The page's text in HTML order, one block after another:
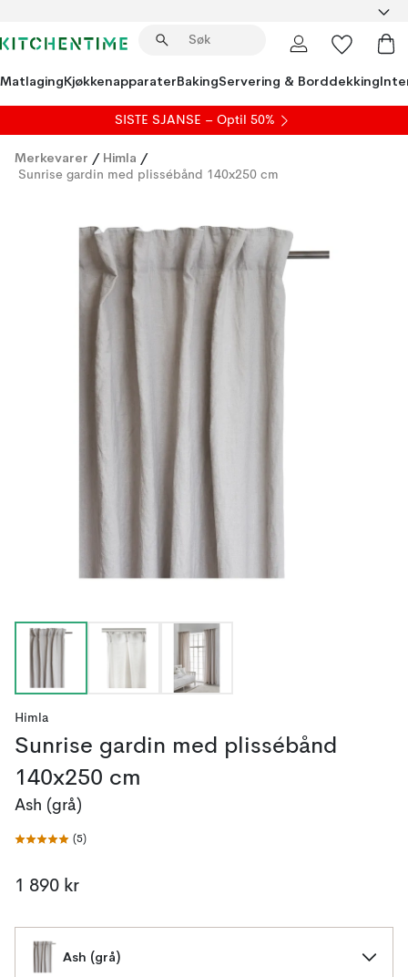
MatlagingKjøkkenapparaterBakingServering & Borddekking
SISTE SJANSE – Optil 50%
Merkevarer / Himla /
Sunrise gardin med plissébånd 140x250 cm
Himla
Sunrise gardin med plissébånd
140x250 cm
Ash (grå)
(5)
1 890 kr
Ash (grå)